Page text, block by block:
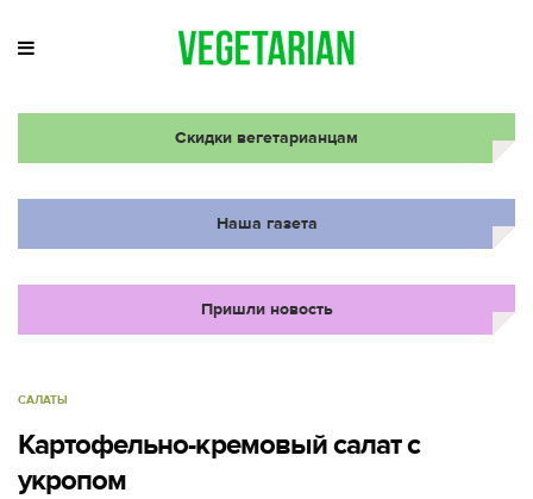
Скидки вегетарианцам
Наша газета
Пришли новость
САЛАТЫ
Картофельно-кремовый салат с
укропом